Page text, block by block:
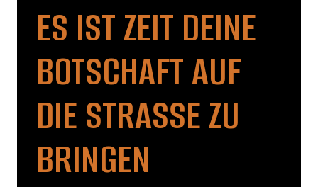
ES IST ZEIT DEINE
BOTSCHAFT AUF
DIE STRASSE ZU B
RINGEN